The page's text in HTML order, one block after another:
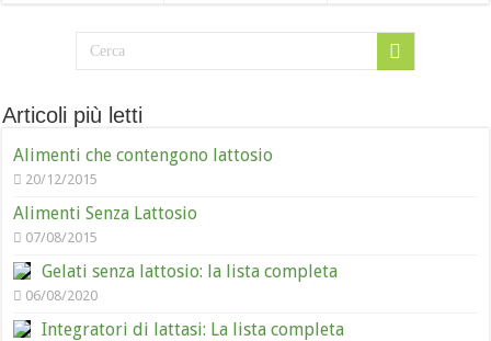
Articoli più letti
Alimenti che contengono lattosio
20/12/2015
Alimenti Senza Lattosio
07/08/2015
Gelati senza lattosio: la lista completa
06/08/2020
Integratori di lattasi: La lista completa